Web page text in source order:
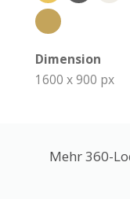
Dimension
1600 x 900 px
Mehr 360-